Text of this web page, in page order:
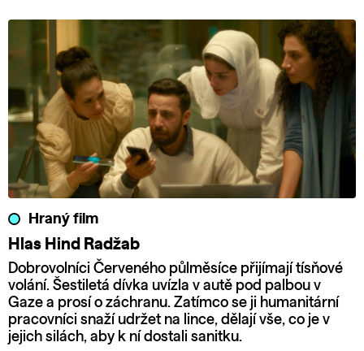
Hraný film
Hlas Hind Radžab
Dobrovolníci Červeného půlměsíce přijímají tísňové
volání. Šestiletá dívka uvízla v autě pod palbou v
Gaze a prosí o záchranu. Zatímco se ji humanitární
pracovníci snaží udržet na lince, dělají vše, co je v
jejich silách, aby k ní dostali sanitku.